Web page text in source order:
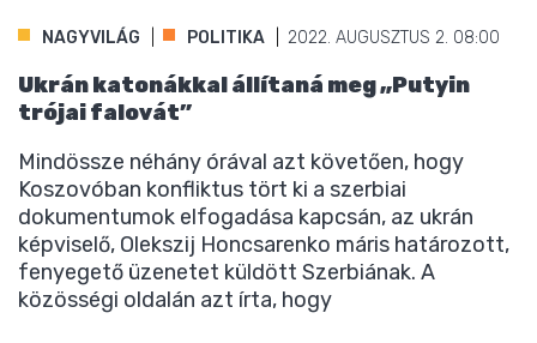
NAGYVILÁG POLITIKA 2022. AUGUSZTUS 2. 08:00
Ukrán katonákkal állítaná meg „Putyin
trójai falovát”
Mindössze néhány órával azt követően, hogy
Koszovóban konfliktus tört ki a szerbiai
dokumentumok elfogadása kapcsán, az ukrán
képviselő, Olekszij Honcsarenko máris határozott,
fenyegető üzenetet küldött Szerbiának. A
közösségi oldalán azt írta, hogy